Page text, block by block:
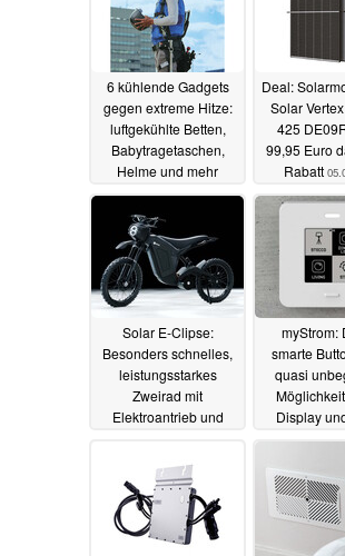
6 kühlende Gadgets
gegen extreme Hitze:
luftgekühlte Betten,
Babytragetaschen,
Helme und mehr
07.08.2023
Deal:
Solar
425
99,95 Euro
Rabatt
Solar E-Clipse:
Besonders schnelles,
leistungsstarkes
Zweirad mit
Elektroantrieb und
myStrom:
smarte
quasi
Display
Sensoren